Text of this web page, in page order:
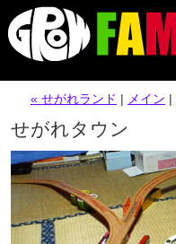
« せがれランド | メイン |
せがれタウン